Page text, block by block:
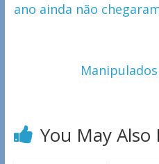
ano ainda não
You May Also